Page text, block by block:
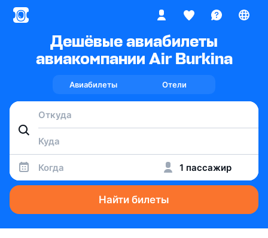
Дешёвые авиабилеты
авиакомпании Air Burkina
Авиабилеты Отели
Когда 1 пассажир
Найти билеты